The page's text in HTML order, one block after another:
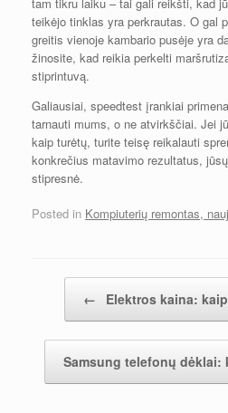
teikėjo tinklas yra perkrautas. O gal
greitis vienoje kambario pusėje yra
žinosite, kad reikia perkelti
stiprintuvą.
Galiausiai, speedtest įrankiai
tarnauti mums, o ne atvirkščiai. Jei
kaip turėtų, turite teisę reikalauti
konkrečius matavimo rezultatus,
stipresnė.
Posted in Kompiuterių remontas,
← Elektros kaina:
Samsung telefonų dėklai: